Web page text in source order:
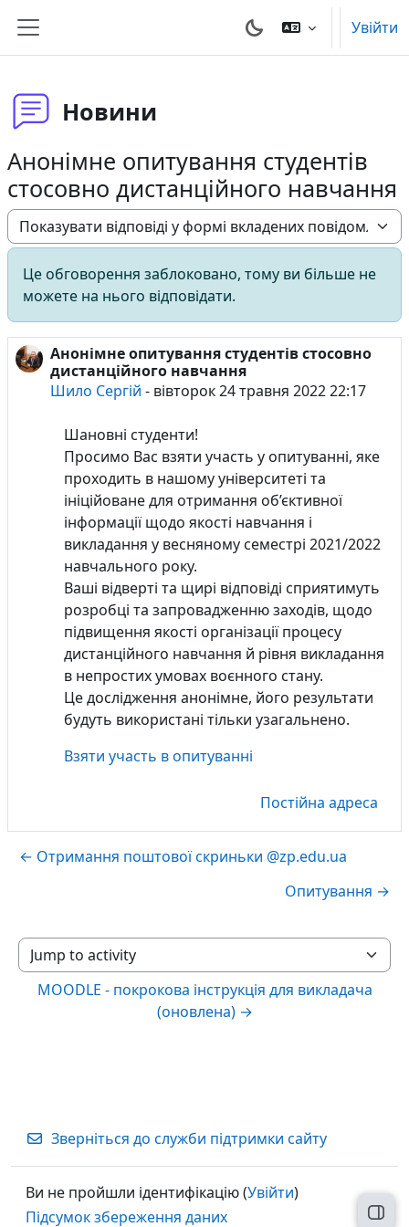
Бокова панель
Увійти
Новини
Анонімне опитування студентів
стосовно дистанційного навчання
Тип показу
Це обговорення заблоковано, тому ви більше не
можете на нього відповідати.
Анонімне опитування студентів стосовно
дистанційного навчання
Шило Сергій - вівторок 24 травня 2022 22:17
Кількість відповідей: 0
Шановні студенти!
Просимо Вас взяти участь у опитуванні, яке
проходить в нашому університеті та
ініційоване для отримання об’єктивної
інформації щодо якості навчання і
викладання у весняному семестрі 2021/2022
навчального року.
Ваші відверті та щирі відповіді сприятимуть
розробці та запровадженню заходів, щодо
підвищення якості організації процесу
дистанційного навчання й рівня викладання
в непростих умовах воєнного стану.
Це дослідження анонімне, його результати
будуть використані тільки узагальнено.
Взяти участь в опитуванні
Постійна адреса
← Отримання поштової скриньки @zp.edu.ua
Опитування →
Jump to activity
MOODLE - покрокова інструкція для викладача
(оновлена) →
Зверніться до служби підтримки сайту
Ви не пройшли ідентифікацію (Увійти)
Підсумок збереження даних